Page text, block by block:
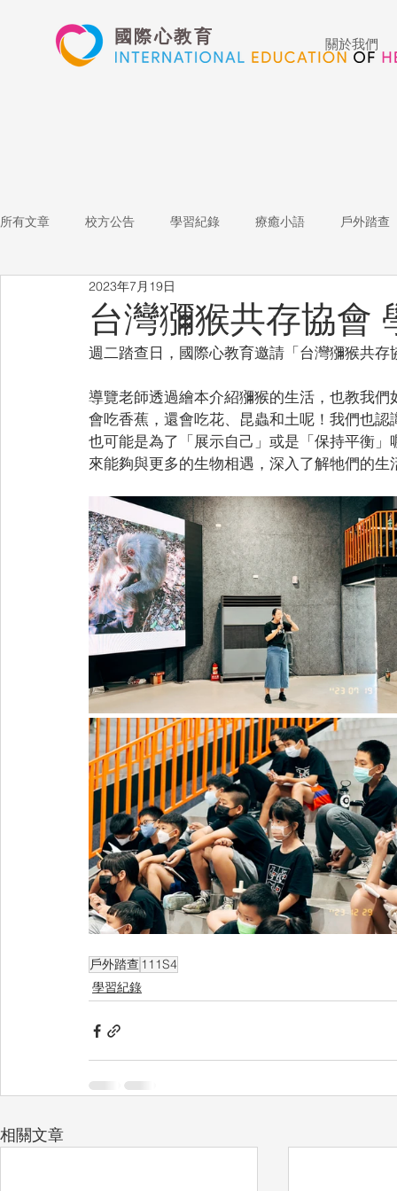
國際心教育 關於我們
所有文章 校方公告 學習紀錄 療癒小語 戶外踏查
表演藝術
心文藝競賽 國際教育 Star of the Week 教師增能
台灣獼猴共存協會
2023年7月19日
週二踏查日，國際心教育邀請「台灣獼猴共存
導覽老師透過繪本介紹獼猴的生活，也教我
會吃香蕉，還會吃花、昆蟲和土呢！我們也
也可能是為了「展示自己」或是「保持平衡
來能夠與更多的生物相遇，深入了解牠們的
戶外踏查 111S4
學習紀錄
相關文章